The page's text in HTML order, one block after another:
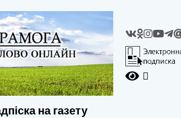
на газету